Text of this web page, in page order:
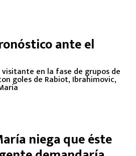
ante el
visitante en la fase de grupos de
goles de Rabiot, Ibrahimovic,
niega que éste